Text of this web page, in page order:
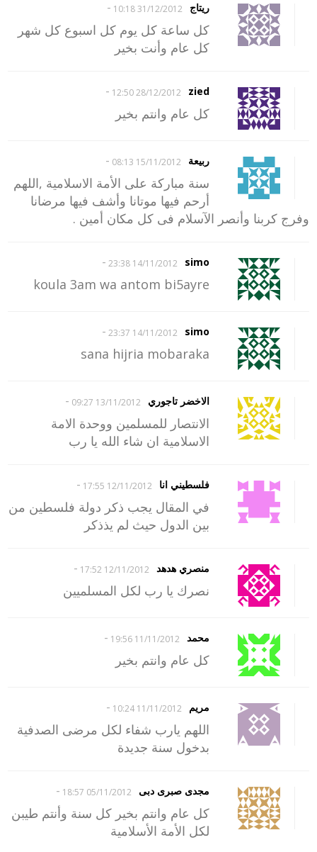
ريتاج 31/12/2012 10:18
-
كل ساعة كل يوم كل اسبوع كل شهر
كل عام وأنت بخير
zied
28/12/2012 12:50
-
كل عام وانتم بخير
ربيعة 15/11/2012 08:13
-
سنة مباركة على الأمة الاسلامية ,اللهم
أرحم فيها موتانا وأشف فيها مرضانا
وفرج كربنا وأنصر الآسلام فى كل مكان أمين .
simo
14/11/2012 23:38
-
koula 3am wa antom bi5ayre
simo
14/11/2012 23:37
-
sana hijria mobaraka
الاخضر تاجوري 13/11/2012 09:27
-
الانتصار للمسلمين ووحدة الامة
الاسلامية ان شاء الله يا رب
فلسطيني انا 12/11/2012 17:55
-
في المقال يجب ذكر دولة فلسطين من
بين الدول حيث لم يذذكر
منصري هدهد 12/11/2012 17:52
-
نصرك يا رب لكل المسلميين
محمد 11/11/2012 19:56
-
كل عام وانتم بخير
مريم 11/11/2012 10:24
-
اللهم يارب شفاء لكل مرضى الصدفية
بدخول سنة جديدة
مجدى صبرى دبى 05/11/2012 18:57
-
كل عام وانتم بخير كل سنة وأنتم طيبن
لكل الأمة الأسلامية